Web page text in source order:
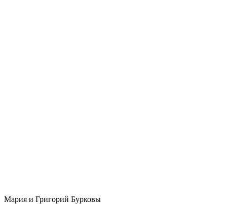
Мария и Григорий Бурковы